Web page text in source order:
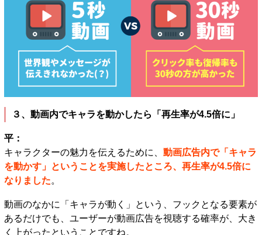
３、動画内でキャラを動かしたら「再生率が4.5倍に」
平：
キャラクターの魅力を伝えるために、 動画広告内で「キャラ
を動かす」ということを実施したところ、再生率が4.5倍に
なりました。
動画のなかに「キャラが動く」という、フックとなる要素が
あるだけでも、ユーザーが動画広告を視聴する確率が、大き
く上がったということですね。